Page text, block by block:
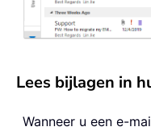
Lees bijlagen in
Wanneer u een e-